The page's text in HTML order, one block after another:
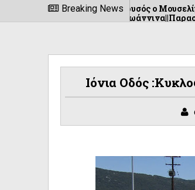
Breaking News
ο Μουσελίμης !
Φρόντζου Ιωάννινα||Παρασκευή 18
Ιόνια Οδός